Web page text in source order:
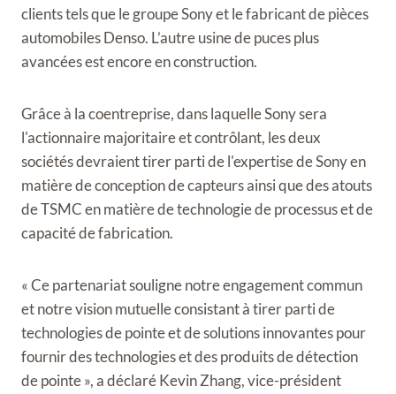
clients tels que le groupe Sony et le fabricant de pièces
automobiles Denso. L’autre usine de puces plus
avancées est encore en construction.
Grâce à la coentreprise, dans laquelle Sony sera
l'actionnaire majoritaire et contrôlant, les deux
sociétés devraient tirer parti de l'expertise de Sony en
matière de conception de capteurs ainsi que des atouts
de TSMC en matière de technologie de processus et de
capacité de fabrication.
« Ce partenariat souligne notre engagement commun
et notre vision mutuelle consistant à tirer parti de
technologies de pointe et de solutions innovantes pour
fournir des technologies et des produits de détection
de pointe », a déclaré Kevin Zhang, vice-président